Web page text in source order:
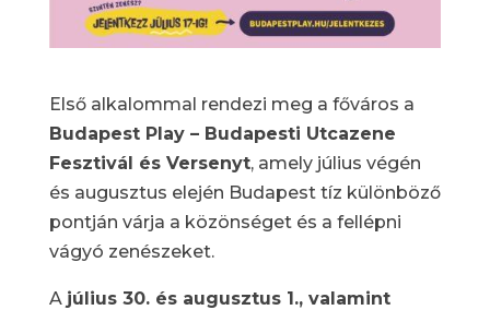
Első alkalommal rendezi meg a főváros a
Budapest Play – Budapesti Utcazene
Fesztivál és Versenyt, amely július végén
és augusztus elején Budapest tíz különböző
pontján várja a közönséget és a fellépni
vágyó zenészeket.
A július 30. és augusztus 1., valamint